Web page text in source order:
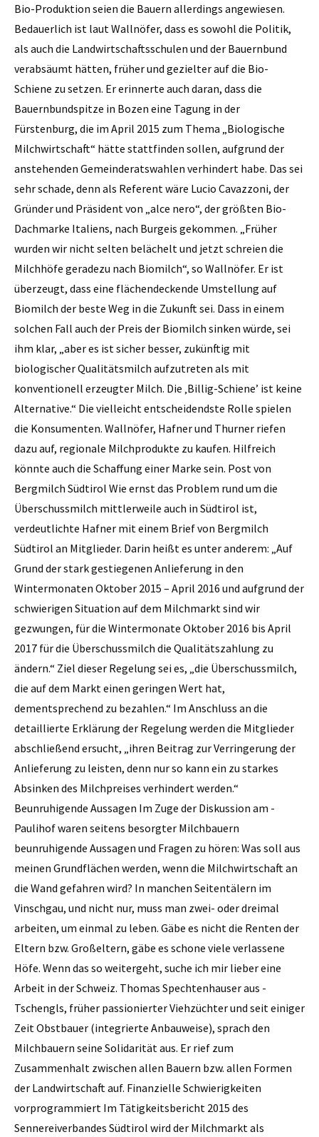
Bio-Produktion seien die Bauern allerdings angewiesen.
Bedauerlich ist laut Wallnöfer, dass es sowohl die Politik,
als auch die Landwirtschaftsschulen und der Bauernbund
verabsäumt hätten, früher und gezielter auf die Bio-
Schiene zu setzen. Er erinnerte auch daran, dass die
Bauernbundspitze in Bozen eine Tagung in der
Fürstenburg, die im April 2015 zum Thema „Biologische
Milchwirtschaft“ hätte stattfinden sollen, aufgrund der
anstehenden Gemeinderatswahlen verhindert habe. Das sei
sehr schade, denn als Referent wäre Lucio Cavazzoni, der
Gründer und Präsident von „alce nero“, der größten Bio-
Dachmarke Italiens, nach Burgeis gekommen. „Früher
wurden wir nicht selten belächelt und jetzt schreien die
Milchhöfe geradezu nach Biomilch“, so Wallnöfer. Er ist
überzeugt, dass eine flächendeckende Umstellung auf
Biomilch der beste Weg in die Zukunft sei. Dass in einem
solchen Fall auch der Preis der Biomilch sinken würde, sei
ihm klar, „aber es ist sicher besser, zukünftig mit
biologischer Qualitätsmilch aufzutreten als mit
konventionell erzeugter Milch. Die ‚Billig-Schiene’ ist keine
Alternative.“ Die vielleicht entscheidendste Rolle spielen
die Konsumenten. Wallnöfer, Hafner und Thurner riefen
dazu auf, regionale Milchprodukte zu kaufen. Hilfreich
könnte auch die Schaffung einer Marke sein. Post von
Bergmilch Südtirol Wie ernst das Problem rund um die
Überschussmilch mittlerweile auch in Südtirol ist,
verdeutlichte Hafner mit einem Brief von Bergmilch
Südtirol an Mitglieder. Darin heißt es unter anderem: „Auf
Grund der stark gestiegenen Anlieferung in den
Wintermonaten Oktober 2015 – April 2016 und aufgrund der
schwierigen Situation auf dem Milchmarkt sind wir
gezwungen, für die Wintermonate Oktober 2016 bis April
2017 für die Überschussmilch die Qualitätszahlung zu
ändern.“ Ziel dieser Regelung sei es, „die Überschussmilch,
die auf dem Markt einen geringen Wert hat,
dementsprechend zu bezahlen.“ Im Anschluss an die
detaillierte Erklärung der Regelung werden die Mitglieder
abschließend ersucht, „ihren Beitrag zur Verringerung der
Anlieferung zu leisten, denn nur so kann ein zu starkes
Absinken des Milchpreises verhindert werden.“
Beunruhigende Aussagen Im Zuge der Diskussion am ­
Paulihof waren seitens besorgter Milchbauern
beunruhigende Aussagen und Fragen zu hören: Was soll aus
meinen Grundflächen werden, wenn die Milchwirtschaft an
die Wand gefahren wird? In manchen Seitentälern im
Vinschgau, und nicht nur, muss man zwei- oder dreimal
arbeiten, um einmal zu leben. Gäbe es nicht die Renten der
Eltern bzw. Großeltern, gäbe es schone viele verlassene
Höfe. Wenn das so weitergeht, suche ich mir lieber eine
Arbeit in der Schweiz. ­Thomas Spechtenhauser aus ­
Tschengls, früher passionierter Viehzüchter und seit einiger
Zeit Obstbauer (integrierte Anbauweise), sprach den
Milchbauern seine Solidarität aus. Er rief zum
Zusammenhalt zwischen allen Bauern bzw. allen Formen
der Landwirtschaft auf. Finanzielle Schwierigkeiten
vorprogrammiert Im Tätigkeitsbericht 2015 des
Sennereiverbandes Südtirol wird der Milchmarkt als